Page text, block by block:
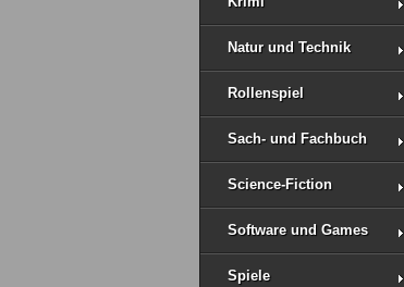
Natur und Technik
Rollenspiel
Sach- und Fachbuch
Science-Fiction
Software und Games
Spiele